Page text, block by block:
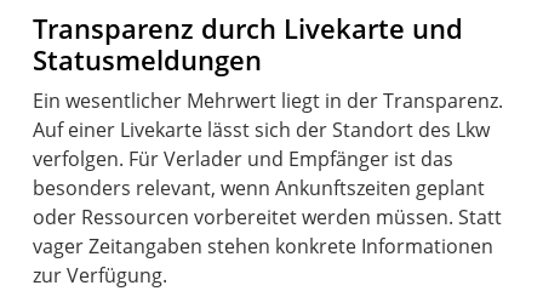
Transparenz durch Livekarte und
Statusmeldungen
Ein wesentlicher Mehrwert liegt in der Transparenz.
Auf einer Livekarte lässt sich der Standort des Lkw
verfolgen. Für Verlader und Empfänger ist das
besonders relevant, wenn Ankunftszeiten geplant
oder Ressourcen vorbereitet werden müssen. Statt
vager Zeitangaben stehen konkrete Informationen
zur Verfügung.